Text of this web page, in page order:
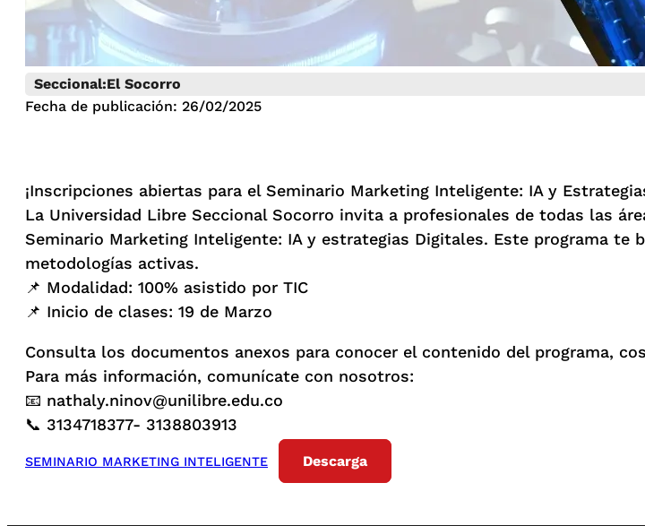
Seccional:El Socorro
Fecha de publicación: 26/02/2025
¡Inscripciones abiertas para el Seminario Marketing Inteligente: IA y
La Universidad Libre Seccional Socorro invita a profesionales de todas las
Seminario Marketing Inteligente: IA y estrategias Digitales. Este programa
metodologías activas.
📌 Modalidad: 100% asistido por TIC
📌 Inicio de clases: 19 de Marzo
Consulta los documentos anexos para conocer el contenido del programa,
Para más información, comunícate con nosotros:
📧 nathaly.ninov@unilibre.edu.co
📞 3134718377- 3138803913
SEMINARIO MARKETING INTELIGENTE Descarga